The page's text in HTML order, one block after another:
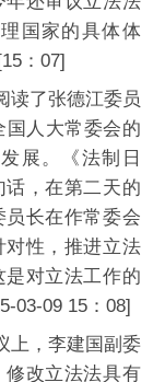
国家的具体体
：07]
读了张德江委员
国人大常委会的
展。《法制日
，在第二天的
长在作常委会
对性，推进立法
对立法工作的
03-09 15：08]
上，李建国副委
修改立法法具有